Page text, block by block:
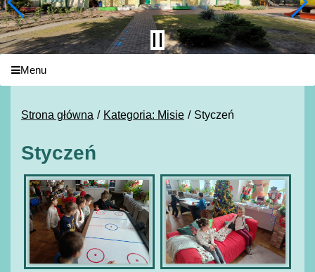
Menu
Strona główna Kategoria: Misie Styczeń
Styczeń